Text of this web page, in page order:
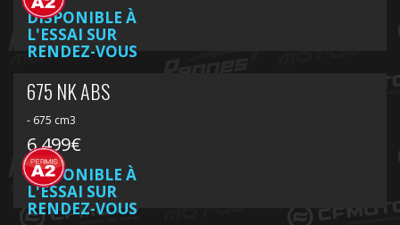
DISPONIBLE À
L'ESSAI SUR
RENDEZ-VOUS
675 NK ABS
- 675 cm3
6 499€
DISPONIBLE À
L'ESSAI SUR
RENDEZ-VOUS